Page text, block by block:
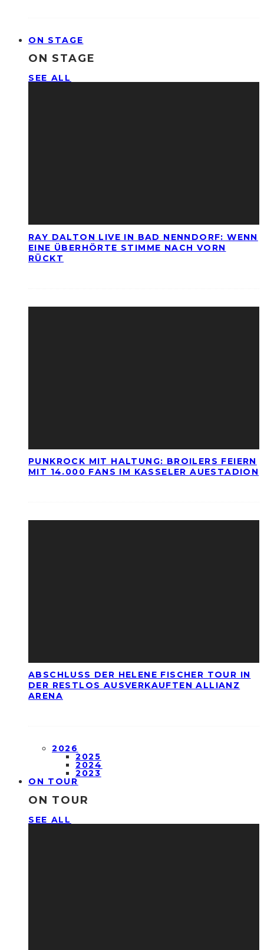
ON STAGE
ON STAGE
SEE ALL
RAY DALTON LIVE IN BAD NENNDORF: WENN
EINE ÜBERHÖRTE STIMME NACH VORN
RÜCKT
PUNKROCK MIT HALTUNG: BROILERS FEIERN
MIT 14.000 FANS IM KASSELER AUESTADION
ABSCHLUSS DER HELENE FISCHER TOUR IN
DER RESTLOS AUSVERKAUFTEN ALLIANZ
ARENA
2026
2025
2024
2023
ON TOUR
ON TOUR
SEE ALL